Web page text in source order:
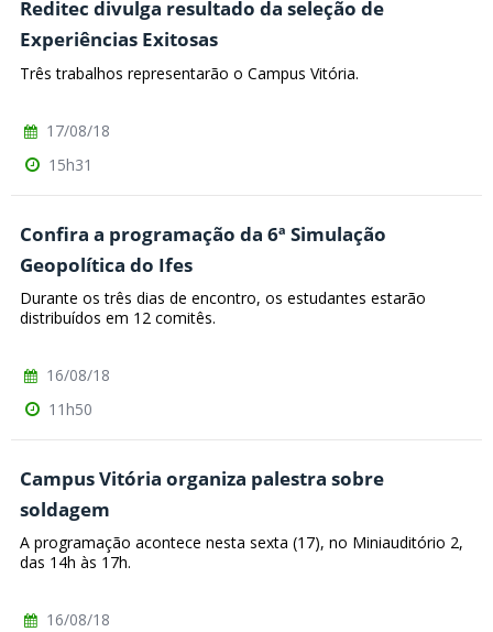
Reditec divulga resultado da seleção de
Experiências Exitosas
Três trabalhos representarão o Campus Vitória.
17/08/18
15h31
Confira a programação da 6ª Simulação
Geopolítica do Ifes
Durante os três dias de encontro, os estudantes estarão
distribuídos em 12 comitês.
16/08/18
11h50
Campus Vitória organiza palestra sobre
soldagem
A programação acontece nesta sexta (17), no Miniauditório 2,
das 14h às 17h.
16/08/18